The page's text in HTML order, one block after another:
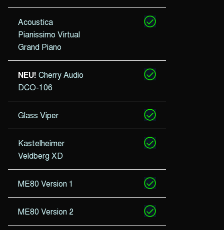
Acoustica
Pianissimo Virtual
Grand Piano
NEU! Cherry Audio
DCO-106
Glass Viper
Kastelheimer
Veldberg XD
ME80 Version 1
ME80 Version 2